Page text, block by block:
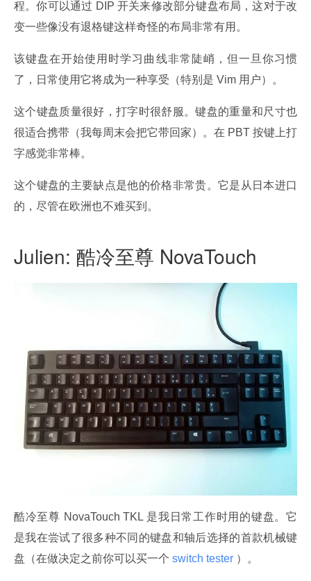
程。你可以通过 DIP 开关来修改部分键盘布局，这对于改
变一些像没有退格键这样奇怪的布局非常有用。
该键盘在开始使用时学习曲线非常陡峭，但一旦你习惯
了，日常使用它将成为一种享受（特别是 Vim 用户）。
这个键盘质量很好，打字时很舒服。键盘的重量和尺寸也
很适合携带（我每周末会把它带回家）。在 PBT 按键上打
字感觉非常棒。
这个键盘的主要缺点是他的价格非常贵。它是从日本进口
的，尽管在欧洲也不难买到。
Julien: 酷冷至尊 NovaTouch
酷冷至尊 NovaTouch TKL 是我日常工作时用的键盘。它
是我在尝试了很多种不同的键盘和轴后选择的首款机械键
盘（在做决定之前你可以买一个 switch tester ）。